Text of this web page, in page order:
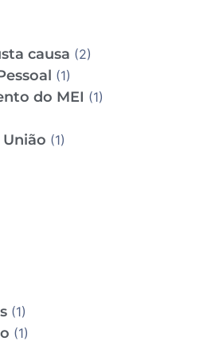
causa (2)
(1)
do MEI (1)
(1)
(1)
(1)